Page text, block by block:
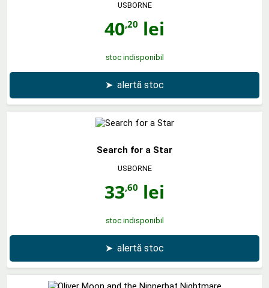
USBORNE
40,20 lei
stoc indisponibil
➤ alertă stoc
Search for a Star
USBORNE
33,60 lei
stoc indisponibil
➤ alertă stoc